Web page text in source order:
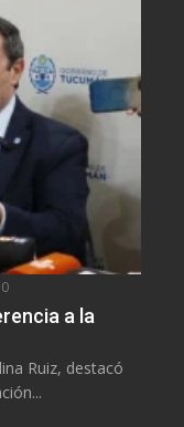
0
a la
Ruiz, destacó